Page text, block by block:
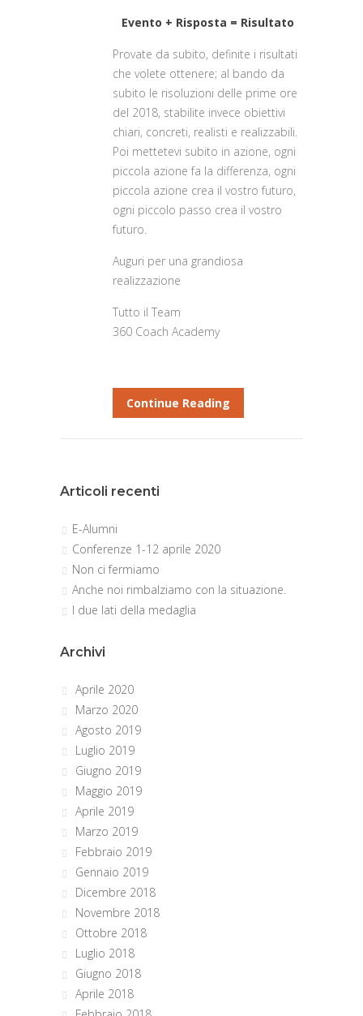
Evento + Risposta = Risultato
Provate da subito, definite i risultati
che volete ottenere; al bando da
subito le risoluzioni delle prime ore
del 2018, stabilite invece obiettivi
chiari, concreti, realisti e realizzabili.
Poi mettetevi subito in azione, ogni
piccola azione fa la differenza, ogni
piccola azione crea il vostro futuro,
ogni piccolo passo crea il vostro
futuro.
Auguri per una grandiosa
realizzazione
Tutto il Team
360 Coach Academy
Continue Reading
Articoli recenti
E-Alumni
Conferenze 1-12 aprile 2020
Non ci fermiamo
Anche noi rimbalziamo con la situazione.
I due lati della medaglia
Archivi
Aprile 2020
Marzo 2020
Agosto 2019
Luglio 2019
Giugno 2019
Maggio 2019
Aprile 2019
Marzo 2019
Febbraio 2019
Gennaio 2019
Dicembre 2018
Novembre 2018
Ottobre 2018
Luglio 2018
Giugno 2018
Aprile 2018